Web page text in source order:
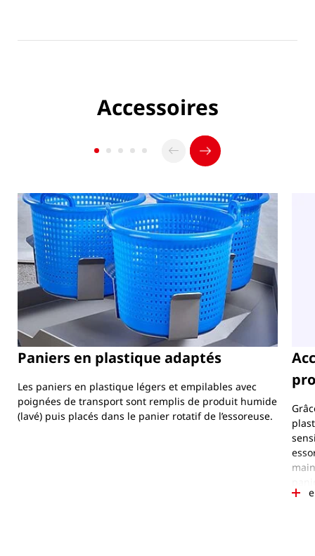
Accessoires
Paniers en plastique adaptés
Les paniers en plastique légers et empilables avec
poignées de transport sont remplis de produit humide
(lavé) puis placés dans le panier rotatif de l’essoreuse.